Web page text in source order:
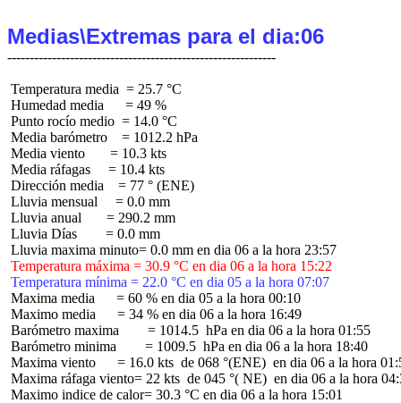
Medias\Extremas para el dia:06
Temperatura media  = 25.7 °C
Humedad media      = 49 %
Punto rocío medio  = 14.0 °C
Media barómetro    = 1012.2 hPa
Media viento       = 10.3 kts
Media ráfagas     = 10.4 kts
Dirección media    = 77 ° (ENE)
Lluvia mensual     = 0.0 mm
Lluvia anual       = 290.2 mm
Lluvia Días        = 0.0 mm
Temperatura máxima = 30.9 °C en dia 06 a la hora 15:22
Temperatura mínima = 22.0 °C en dia 05 a la hora 07:07
Maxima media      = 60 % en dia 05 a la hora 00:10
Maximo media      = 34 % en dia 06 a la hora 16:49
Barómetro maxima        = 1014.5  hPa en dia 06 a la hora 01:55
Barómetro minima        = 1009.5  hPa en dia 06 a la hora 18:40
Maxima viento      = 16.0 kts  de 068 °(ENE)  en dia 06 a la hora
Maxima ráfaga viento= 22 kts  de 045 °( NE)  en dia 06 a la hora
Maximo indice de calor= 30.3 °C en dia 06 a la hora 15:01